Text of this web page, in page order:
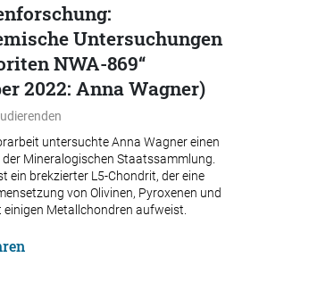
Untersuchungen
NWA-869“
2022: Anna Wagner)
untersuchte Anna Wagner einen
Mineralogischen Staatssammlung.
ein brekzierter L5-Chondrit, der eine
von Olivinen, Pyroxenen und
einigen Metallchondren aufweist.